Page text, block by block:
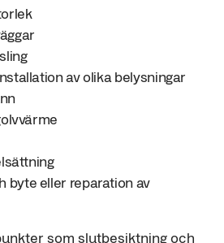
av olika belysningar
byte eller reparation av
som slutbesiktning och